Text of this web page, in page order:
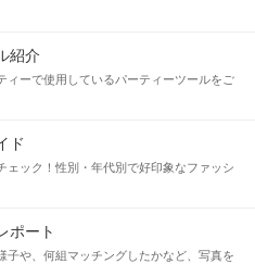
紹介
ィーで使用しているパーティーツールをご
ド
ェック！性別・年代別で好印象なファッシ
ポート
子や、何組マッチングしたかなど、写真を